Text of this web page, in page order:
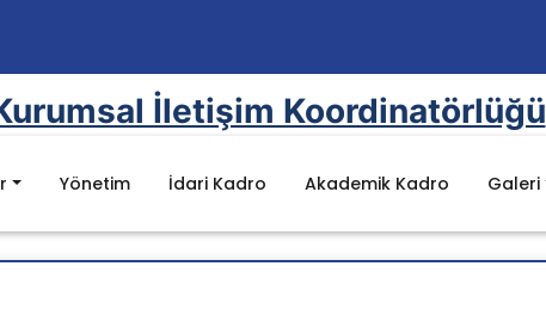
İletişim Koordinatörlüğü
Yönetim İdari Kadro Akademik Kadro Galeri
Değerler
Mevzuat